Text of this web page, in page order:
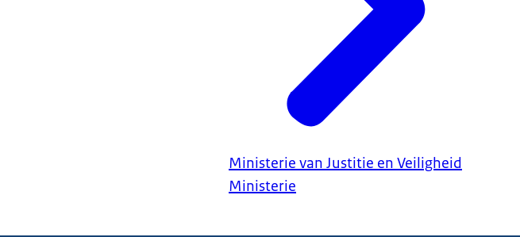
Ministerie van Justitie en Veiligheid
Ministerie